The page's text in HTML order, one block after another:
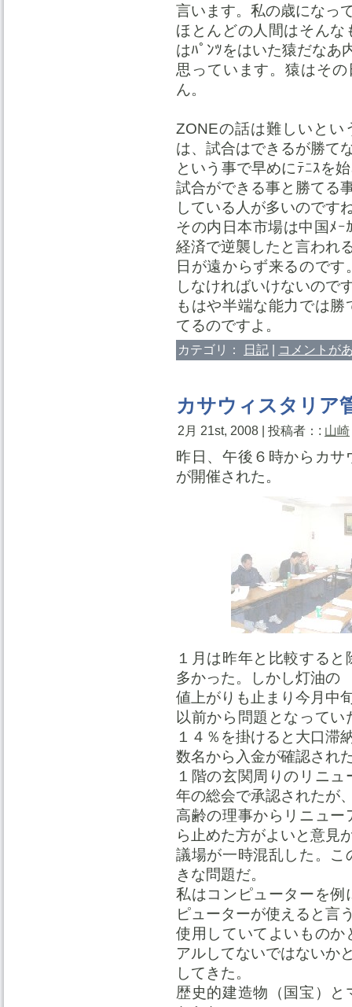
言います。私の歳になっ
ほとんどの人間はそん
はﾊﾟﾝﾂをはいた猿だなあ
思っています。猿はそ
ん。
ZONEの話は難しいとい
は、試合はできるが勝て
という事で早めにﾃﾆｽを
試合ができる事と勝てる
している人が多いのです
その内日本市場は中国ﾒ
経済で逆襲したと言われ
日が遠からず来るので
しなければいけないので
もはや半端な能力では
てるのですよ。
カテゴリ： 日記 | コメントが
カサウィスタリア
2月 21st, 2008 | 投稿者：: 山崎
昨日、午後６時からカ
が開催された。
１月は昨年と比較する
多かった。しかし灯油の
値上がりも止まり今月中
以前から問題となって
１４％を掛けると大口滞
数名から入金が確認され
１階の玄関周りのリニ
年の総会で承認されたが
高齢の理事からリニュ
ら止めた方がよいと意見
議場が一時混乱した。
きな問題だ。
私はコンピューターを
ピューターが使えると言
使用していてよいもの
アルしてないではないか
してきた。
歴史的建造物（国宝）